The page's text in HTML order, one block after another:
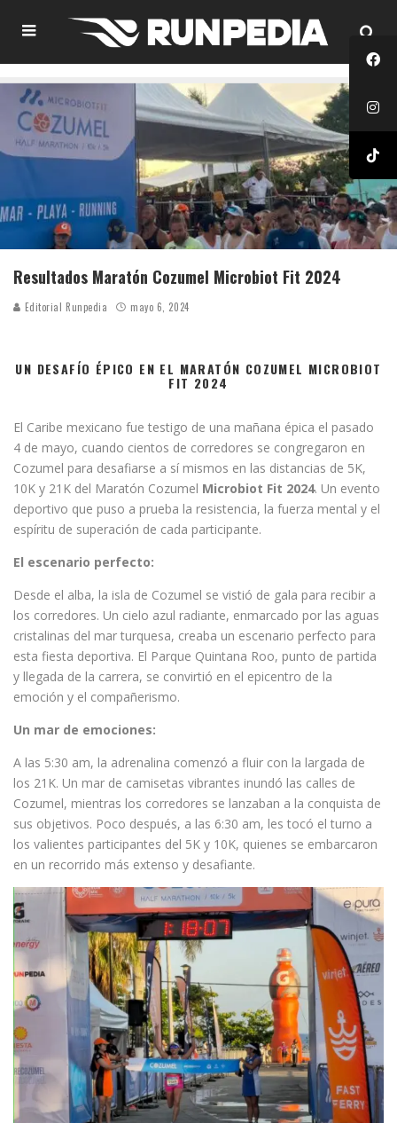
Resultados Maratón Cozumel Microbiot Fit 2024
Editorial Runpedia mayo 6, 2024
UN DESAFÍO ÉPICO EN EL MARATÓN COZUMEL MICROBIOT
FIT 2024
El Caribe mexicano fue testigo de una mañana épica el pasado
4 de mayo, cuando cientos de corredores se congregaron en
Cozumel para desafiarse a sí mismos en las distancias de 5K,
10K y 21K del Maratón Cozumel Microbiot Fit 2024. Un evento
deportivo que puso a prueba la resistencia, la fuerza mental y el
espíritu de superación de cada participante.
El escenario perfecto:
Desde el alba, la isla de Cozumel se vistió de gala para recibir a
los corredores. Un cielo azul radiante, enmarcado por las aguas
cristalinas del mar turquesa, creaba un escenario perfecto para
esta fiesta deportiva. El Parque Quintana Roo, punto de partida
y llegada de la carrera, se convirtió en el epicentro de la
emoción y el compañerismo.
Un mar de emociones:
A las 5:30 am, la adrenalina comenzó a fluir con la largada de
los 21K. Un mar de camisetas vibrantes inundó las calles de
Cozumel, mientras los corredores se lanzaban a la conquista de
sus objetivos. Poco después, a las 6:30 am, les tocó el turno a
los valientes participantes del 5K y 10K, quienes se embarcaron
en un recorrido más extenso y desafiante.